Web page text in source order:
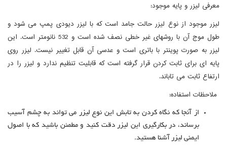
معرفی لیزر و پایه موجود:
لیزر موجود از نوع لیزر حالت جامد است که با لیزر دیودی پمپ می شود و
طول موج آن با روشهای غیر خطی نصف شده است و 532 نانومتر است. این
لیزر به صورت پوینتر با باتری است و عدسی آن قابل تغییر نیست. لیزر روی
پایه ای برای ثابت کردن قرار گرفته است که قابلیت تنظیم ندارد و لیزر را در
ارتفاع ثابت می تاباند.
ملاحظات استفاده:
از آنجا که نگاه کردن به تابش این نوع لیزر می تواند به چشم آسیب
برساند، در بکارگیری این لیزر دقت کنید و مطمئن باشید که با اصول
ایمنی لیزر آشنا هستید.